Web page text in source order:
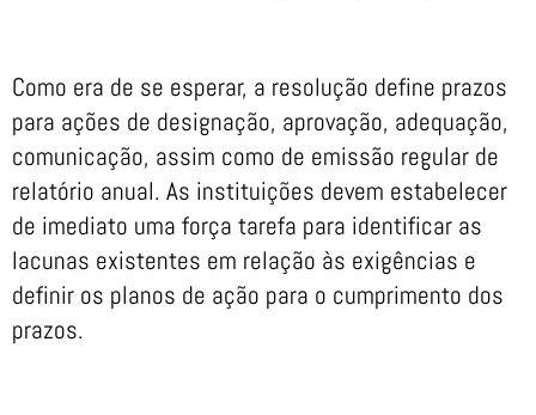
Como era de se esperar, a resolução define prazos
para ações de designação, aprovação, adequação,
comunicação, assim como de emissão regular de
relatório anual. As instituições devem estabelecer
de imediato uma força tarefa para identificar as
lacunas existentes em relação às exigências e
definir os planos de ação para o cumprimento dos
prazos.